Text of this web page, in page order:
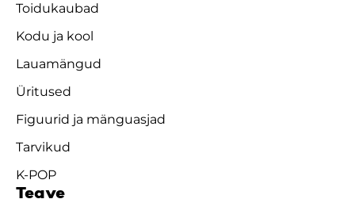
Toidukaubad
Kodu ja kool
Lauamängud
Üritused
Figuurid ja mänguasjad
Tarvikud
K-POP
Teave